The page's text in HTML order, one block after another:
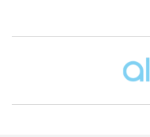
Brands Carousel